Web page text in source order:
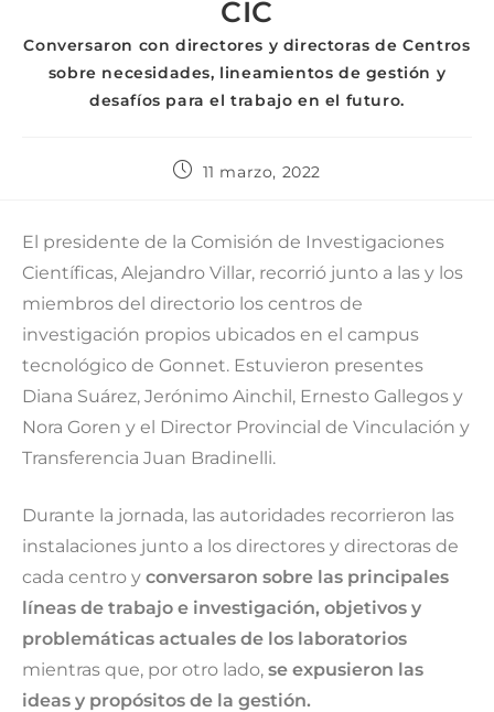
CIC
Conversaron con directores y directoras de Centros
sobre necesidades, lineamientos de gestión y
desafíos para el trabajo en el futuro.
11 marzo, 2022
El presidente de la Comisión de Investigaciones
Científicas, Alejandro Villar, recorrió junto a las y los
miembros del directorio los centros de
investigación propios ubicados en el campus
tecnológico de Gonnet. Estuvieron presentes
Diana Suárez, Jerónimo Ainchil, Ernesto Gallegos y
Nora Goren y el Director Provincial de Vinculación y
Transferencia Juan Bradinelli.
Durante la jornada, las autoridades recorrieron las
instalaciones junto a los directores y directoras de
cada centro y conversaron sobre las principales
líneas de trabajo e investigación, objetivos y
problemáticas actuales de los laboratorios
mientras que, por otro lado, se expusieron las
ideas y propósitos de la gestión.